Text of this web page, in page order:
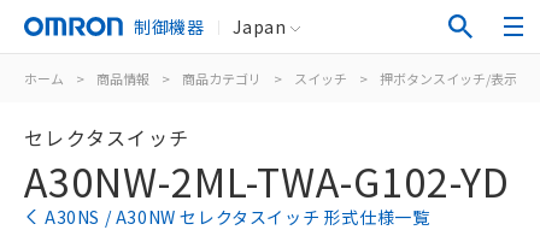
制御機器 Japan
ホーム > 商品情報 > 商品カテゴリ > スイッチ > 押ボタンスイッチ/表示灯
セレクタスイッチ
A30NW-2ML-TWA-G102-YD
A30NS / A30NW セレクタスイッチ 形式仕様一覧